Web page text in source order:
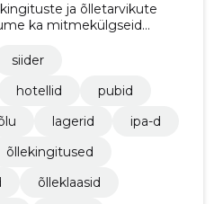
ja õlletarvikute
ka mitmekülgseid
hotellide ja pubide.
siider
hotellid
pubid
lagerid
ipa-d
õllekingitused
õlleklaasid